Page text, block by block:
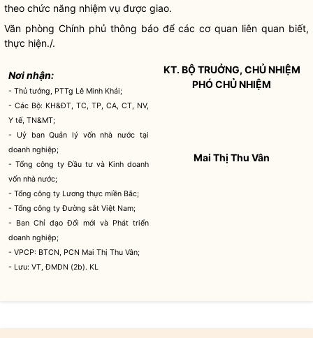
theo chức năng nhiệm vụ được giao.
Văn phòng Chính phủ thông báo để các cơ quan liên quan biết,
thực hiện./.
Nơi nhận:
- Thủ tướng, PTTg Lê Minh Khái;
- Các Bộ: KH&ĐT, TC, TP, CA, CT, NV,
Y tế, TN&MT;
- Uỷ ban Quản lý vốnnhà nước tại
doanh nghiệp;
- Tổng công ty Đầu tư và Kinh doanh
vốnnhà nước;
- Tổng công ty Lương thực miền Bắc;
- Tổng công ty Đường sắt Việt Nam;
- BanChỉ đạo Đổi mới và Phát triển
doanh nghiệp;
- VPCP: BTCN, PCN Mai Thị Thu Vân;
- Lưu: VT, ĐMDN (2b). KL
KT. BỘ TRUỞNG, CHỦ NHIỆM
PHÓ CHỦ NHIỆM
Mai Thị Thu Vân